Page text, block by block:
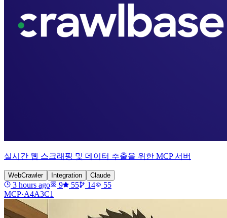
실시간 웹 스크래핑 및 데이터 추출을 위한 MCP 서버
WebCrawler Integration Claude
3 hours ago 9 55 14
55
MCP·A4A3C1